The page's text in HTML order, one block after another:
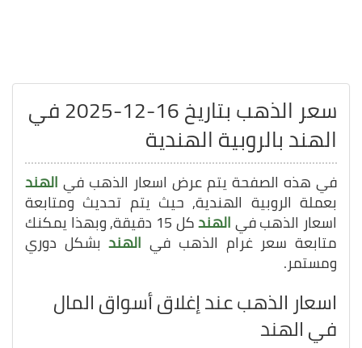
سعر الذهب بتاريخ 16-12-2025 في
الهند بالروبية الهندية
في هذه الصفحة يتم عرض اسعار الذهب في الهند
بعملة الروبية الهندية, حيث يتم تحديث ومتابعة
اسعار الذهب فيالهند كل 15 دقيقة, وبهذا يمكنك
متابعة سعر غرام الذهب في الهندبشكل دوري
ومستمر.
اسعار الذهب عند إغلاق أسواق المال
في الهند